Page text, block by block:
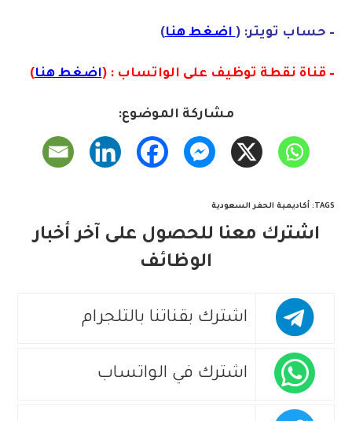
– حساب تويتر: ( اضغط هنا)
– قناة نقطة توظيف على الواتساب : (اضغط هنا)
مشاركة الموضوع:
TAGS
: أكاديمية الحفر السعودية
اشترك معنا للحصول على آخر أخبار
الوظائف
اشترك بقناتنا بالتلجرام
اشترك في الواتساب